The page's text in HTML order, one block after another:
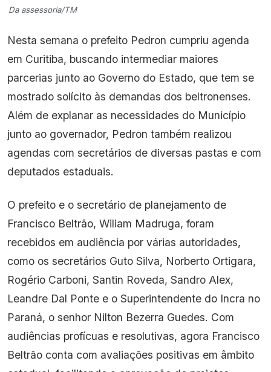
Da assessoria/TM
Nesta semana o prefeito Pedron cumpriu agenda
em Curitiba, buscando intermediar maiores
parcerias junto ao Governo do Estado, que tem se
mostrado solícito às demandas dos beltronenses.
Além de explanar as necessidades do Município
junto ao governador, Pedron também realizou
agendas com secretários de diversas pastas e com
deputados estaduais.
O prefeito e o secretário de planejamento de
Francisco Beltrão, Wiliam Madruga, foram
recebidos em audiência por várias autoridades,
como os secretários Guto Silva, Norberto Ortigara,
Rogério Carboni, Santin Roveda, Sandro Alex,
Leandre Dal Ponte e o Superintendente do Incra no
Paraná, o senhor Nilton Bezerra Guedes. Com
audiências profícuas e resolutivas, agora Francisco
Beltrão conta com avaliações positivas em âmbito